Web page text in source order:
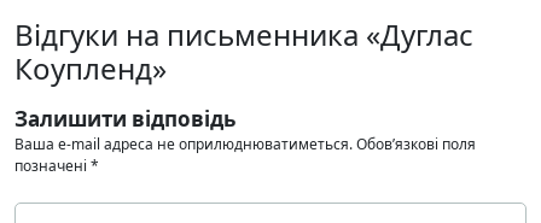
Відгуки на письменника «Дуглас
Коупленд»
Залишити відповідь
Ваша e-mail адреса не оприлюднюватиметься.Обов’язкові поля
позначені *